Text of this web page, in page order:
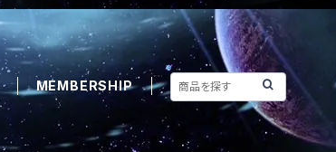
MEMBERSHIP